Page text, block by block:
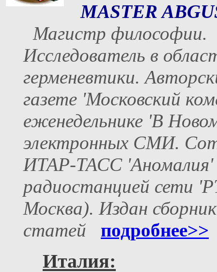
MASTER
Магистр философии.
Исследователь в
герменевтики.
газете 'Московский
еженедельнике 'В
электронных СМИ.
ИТАР-ТАСС 'Аномалия'
радиостанцией сети
Москва). Издан
статей
подробнее>>
Италия: